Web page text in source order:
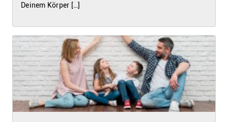
Deinem Körper […]